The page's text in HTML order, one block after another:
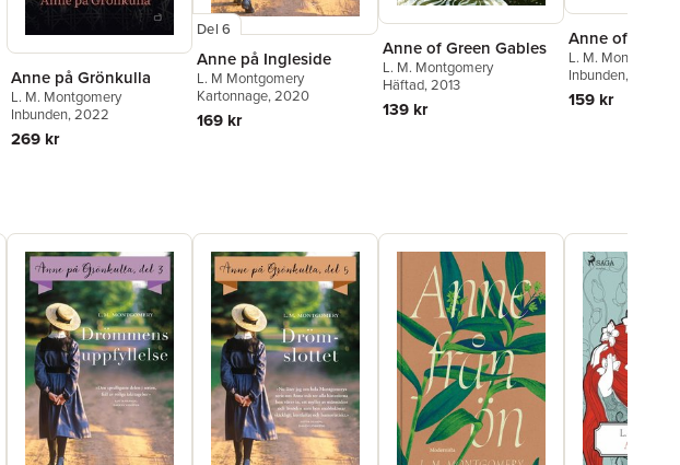
Anne på Grönkulla
L. M. Montgomery
Inbunden, 2022
269 kr
Del 6
Anne på Ingleside
L. M Montgomery
Kartonnage, 2020
169 kr
Anne of Green Gables
L. M. Montgomery
Häftad, 2013
139 kr
Anne of
L. M. Montgomery
Inbunden, 2014
159 kr